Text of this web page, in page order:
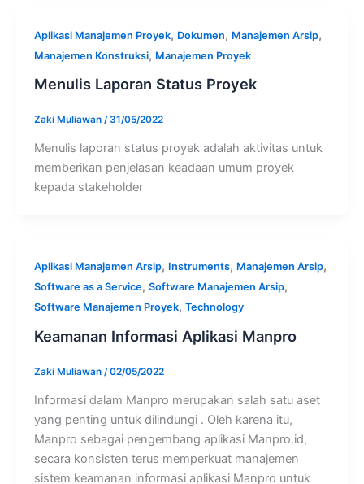
Aplikasi Manajemen Proyek, Dokumen, Manajemen Arsip,
Manajemen Konstruksi, Manajemen Proyek
Menulis Laporan Status Proyek
Zaki Muliawan /31/05/2022
Menulis laporan status proyek adalah aktivitas untuk
memberikan penjelasan keadaan umum proyek
kepada stakeholder
Aplikasi Manajemen Arsip, Instruments, Manajemen Arsip,
Software as a Service, Software Manajemen Arsip,
Software Manajemen Proyek, Technology
Keamanan Informasi Aplikasi Manpro
Zaki Muliawan /02/05/2022
Informasi dalam Manpro merupakan salah satu aset
yang penting untuk dilindungi . Oleh karena itu,
Manpro sebagai pengembang aplikasi Manpro.id,
secara konsisten terus memperkuat manajemen
sistem keamanan informasi aplikasi Manpro untuk